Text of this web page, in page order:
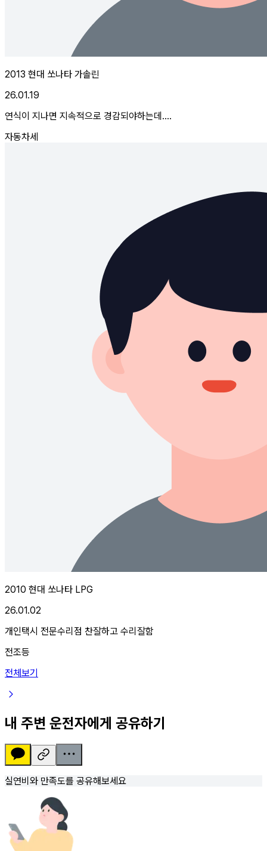
2013 현대 쏘나타 가솔린
26.01.19
연식이 지나면 지속적으로 경감되야하는데....
자동차세
2010 현대 쏘나타 LPG
26.01.02
개인택시 전문수리점 찬잘하고 수리잘함
전조등
전체보기
내 주변 운전자에게 공유하기
실연비와 만족도를 공유해보세요